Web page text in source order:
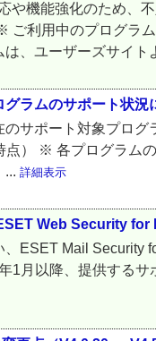
や機能強化のため、
ご利用中のプログラ
、ユーザーズサイ
ラムのサポート状況
サポート対象プロ
点） ※ 各プログラム
... 詳細表示
Web Security for
ESET Mail Security
1月以降、提供する